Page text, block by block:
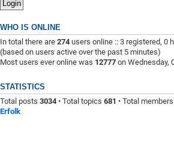
WHO IS ONLINE
In total there are 274 users online :: 3 registered, 0
(based on users active over the past 5 minutes)
Most users ever online was 12777 on Wednesday,
STATISTICS
Total posts 3034 • Total topics 681 • Total members
Erfolk